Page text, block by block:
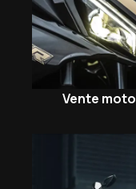
Vente moto